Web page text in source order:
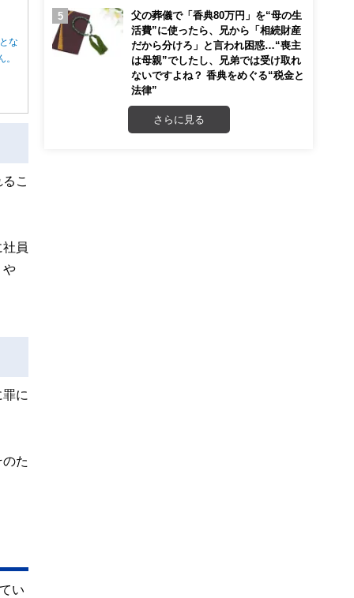
な
。
こ
員
や
に
た
い
父の葬儀で「香典80万円」を“母の生
活費”に使ったら、兄から「相続財産
だから分けろ」と言われ困惑…“喪主
は母親”でしたし、兄弟では受け取れ
ないですよね？ 香典をめぐる“税金と
法律”
さらに見る